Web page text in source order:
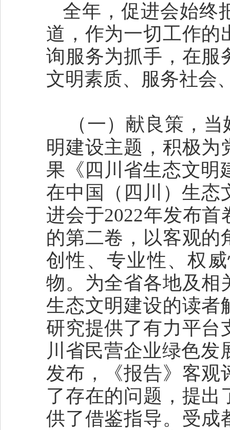
全年，促进会始终
道，作为一切工作的
询服务为抓手，在服
文明素质、服务社会
（一）献良策，当
明建设主题，积极为
果《四川省生态文明
在中国（四川）生态
进会于2022年发布
的第二卷，以客观的
创性、专业性、权
物。为全省各地及相
生态文明建设的读者
研究提供了有力平台
川省民营企业绿色发
发布，《报告》客观
了存在的问题，提出
供了借鉴指导。受成